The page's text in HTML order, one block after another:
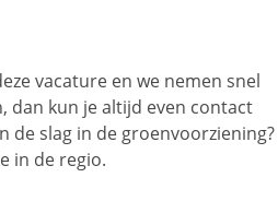
vacature en we nemen snel
dan kun je altijd even contact
de slag in de groenvoorziening?
in de regio.